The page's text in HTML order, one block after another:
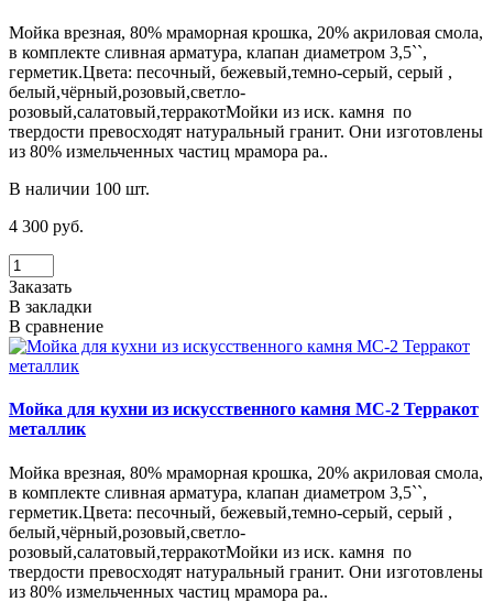
Мойка врезная, 80% мраморная крошка, 20% акриловая смола,
в комплекте сливная арматура, клапан диаметром 3,5``,
герметик.Цвета: песочный, бежевый,темно-серый, серый ,
белый,чёрный,розовый,светло-
розовый,салатовый,терракотМойки из иск. камня по
твердости превосходят натуральный гранит. Они изготовлены
из 80% измельченных частиц мрамора ра..
В наличии 100 шт.
4 300 руб.
Заказать
В закладки
В сравнение
Мойка для кухни из искусственного камня МС-2 Терракот
металлик
Мойка врезная, 80% мраморная крошка, 20% акриловая смола,
в комплекте сливная арматура, клапан диаметром 3,5``,
герметик.Цвета: песочный, бежевый,темно-серый, серый ,
белый,чёрный,розовый,светло-
розовый,салатовый,терракотМойки из иск. камня по
твердости превосходят натуральный гранит. Они изготовлены
из 80% измельченных частиц мрамора ра..